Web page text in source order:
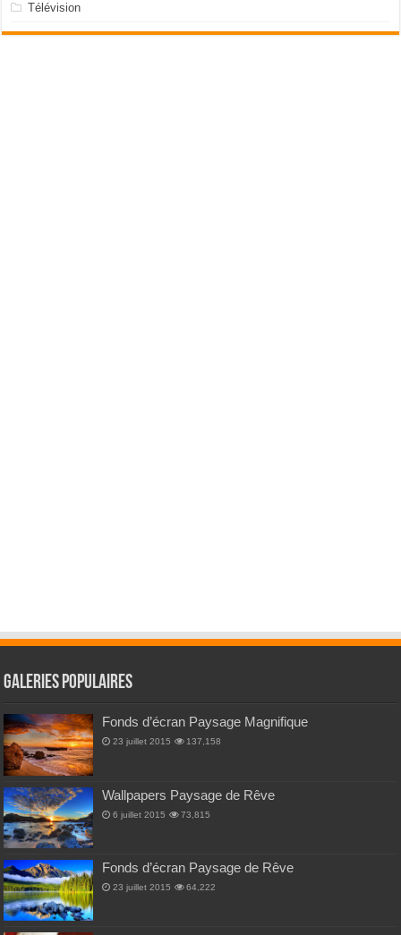
Télévision
Galeries Populaires
Fonds d’écran Paysage Magnifique
23 juillet 2015 137,158
Wallpapers Paysage de Rêve
6 juillet 2015 73,815
Fonds d’écran Paysage de Rêve
23 juillet 2015 64,222